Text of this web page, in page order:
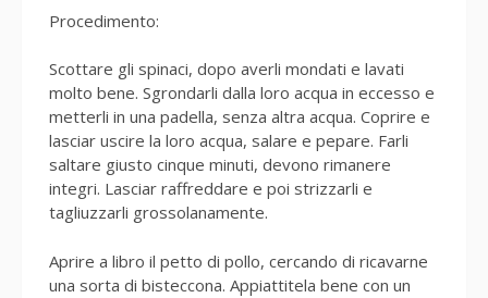
Procedimento:
Scottare gli spinaci, dopo averli mondati e lavati
molto bene. Sgrondarli dalla loro acqua in eccesso e
metterli in una padella, senza altra acqua. Coprire e
lasciar uscire la loro acqua, salare e pepare. Farli
saltare giusto cinque minuti, devono rimanere
integri. Lasciar raffreddare e poi strizzarli e
tagliuzzarli grossolanamente.
Aprire a libro il petto di pollo, cercando di ricavarne
una sorta di bisteccona. Appiattitela bene con un